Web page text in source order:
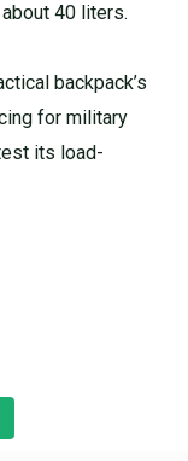
40 liters.
backpack’s
for military
its load-